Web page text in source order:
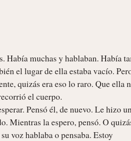
Había muchas y hablaban. Había
el lugar de ella estaba vacío.
quizás era eso lo raro. Que ella
el cuerpo.
Pensó él, de nuevo. Le hizo
Mientras la espero, pensó. O
voz hablaba o pensaba. Estoy